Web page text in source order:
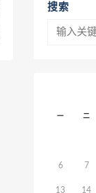
搜索
一 二
6 7
13 14